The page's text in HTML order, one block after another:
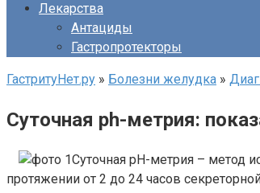
Лекарства
Антациды
Гастропротекторы
ГастритуНет.ру » Болезни желудка »
Суточная ph-метрия:
Суточная рН-метрия – метод
протяжении от 2 до 24 часов